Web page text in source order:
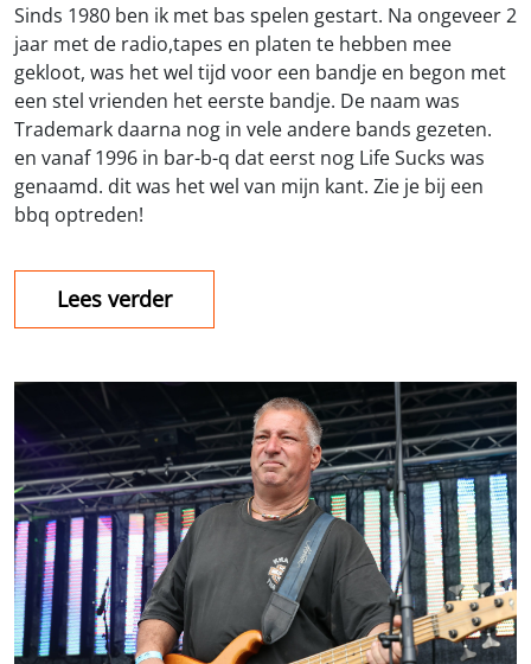
Sinds 1980 ben ik met bas spelen gestart. Na ongeveer 2
jaar met de radio,tapes en platen te hebben mee
gekloot, was het wel tijd voor een bandje en begon met
een stel vrienden het eerste bandje. De naam was
Trademark daarna nog in vele andere bands gezeten.
en vanaf 1996 in bar-b-q dat eerst nog Life Sucks was
genaamd. dit was het wel van mijn kant. Zie je bij een
bbq optreden!
Lees verder